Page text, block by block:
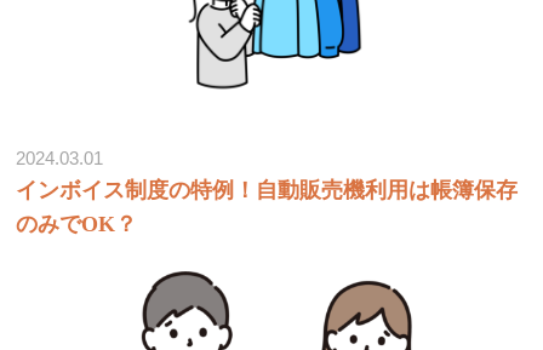
2024.03.01
インボイス制度の特例！自動販売機利用は帳簿保存
のみでOK？